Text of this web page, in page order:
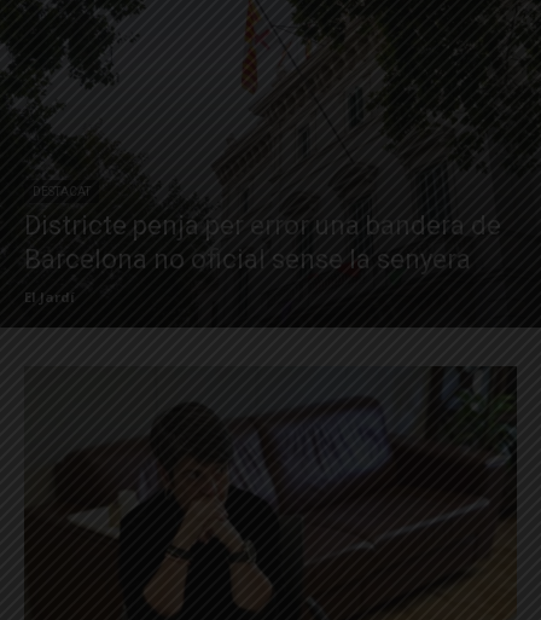
DESTACAT
Districte penja per error una bandera de
Barcelona no oficial sense la senyera
El Jardí